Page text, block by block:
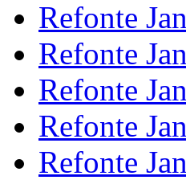
Refonte
Refonte
Refonte
Refonte
Refonte